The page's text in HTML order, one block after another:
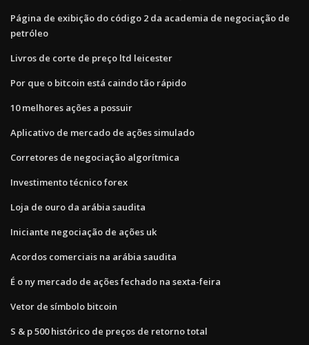
Página de exibição do código 2 da academia de negociação de
petróleo
Livros de corte de preço ltd leicester
Por que o bitcoin está caindo tão rápido
10 melhores ações a possuir
Aplicativo de mercado de ações simulado
Corretores de negociação algorítmica
Investimento técnico forex
Loja de ouro da arábia saudita
Iniciante negociação de ações uk
Acordos comerciais na arábia saudita
É o ny mercado de ações fechado na sexta-feira
Vetor de símbolo bitcoin
S & p 500 histórico de preços de retorno total